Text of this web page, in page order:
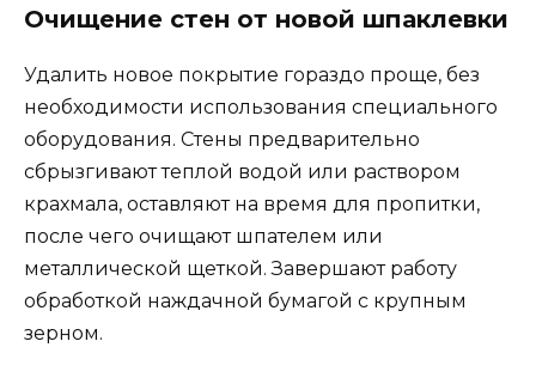
Очищение стен от новой шпаклевки
Удалить новое покрытие гораздо проще, без
необходимости использования специального
оборудования. Стены предварительно
сбрызгивают теплой водой или раствором
крахмала, оставляют на время для пропитки,
после чего очищают шпателем или
металлической щеткой. Завершают работу
обработкой наждачной бумагой с крупным
зерном.